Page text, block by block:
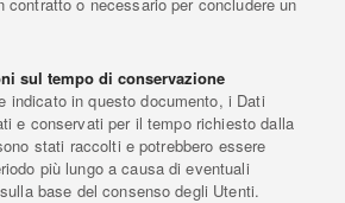
sul tempo di conservazione
indicato in questo documento, i Dati
e conservati per il tempo richiesto dalla
stati raccolti e potrebbero essere
più lungo a causa di eventuali
base del consenso degli Utenti.